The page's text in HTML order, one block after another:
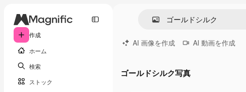
作成
ホーム
検索
ストック
AI 画像を作成 AI 動画を作成
ゴールドシルク写真